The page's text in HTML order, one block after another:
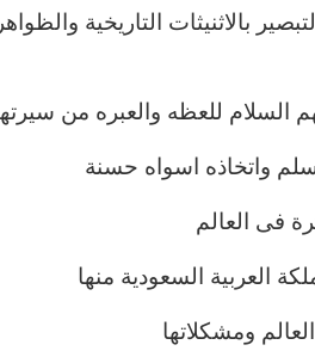
بالاثنيثات التاريخية والظواهر